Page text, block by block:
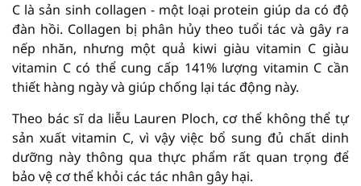
C là sản sinh collagen - một loại protein giúp da có độ
đàn hồi. Collagen bị phân hủy theo tuổi tác và gây ra
nếp nhăn, nhưng một quả kiwi giàu vitamin C giàu
vitamin C có thể cung cấp 141% lượng vitamin C cần
thiết hàng ngày và giúp chống lại tác động này.
Theo bác sĩ da liễu Lauren Ploch, cơ thể không thể tự
sản xuất vitamin C, vì vậy việc bổ sung đủ chất dinh
dưỡng này thông qua thực phẩm rất quan trọng để
bảo vệ cơ thể khỏi các tác nhân gây hại.